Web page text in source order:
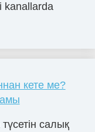
kanallarda
кете ме?
салық